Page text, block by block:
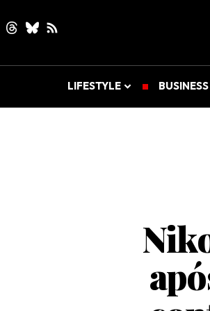
LIFESTYLE BUSINESS